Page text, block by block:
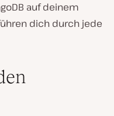
auf deinem
dich durch jede